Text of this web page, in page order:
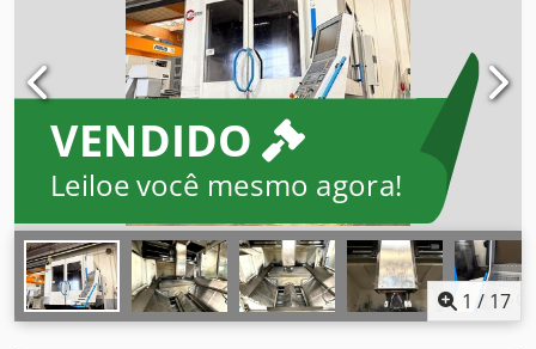
VENDIDO
Leiloe você mesmo agora!
1 / 17